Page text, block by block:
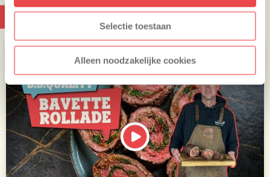
Selectie toestaan
Alleen noodzakelijke cookies
Bavette rollade bereiden op de BBQ